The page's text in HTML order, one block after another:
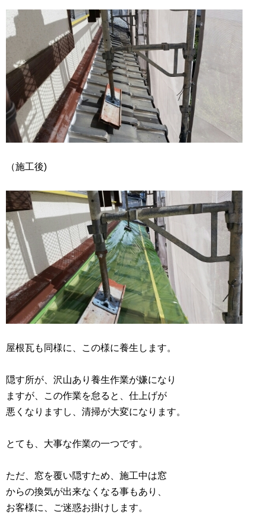
（施工後)
屋根瓦も同様に、この様に養生します。
隠す所が、沢山あり養生作業が嫌になり
ますが、この作業を怠ると、仕上げが
悪くなりますし、清掃が大変になります。
とても、大事な作業の一つです。
ただ、窓を覆い隠すため、施工中は窓
からの換気が出来なくなる事もあり、
お客様に、ご迷惑お掛けします。